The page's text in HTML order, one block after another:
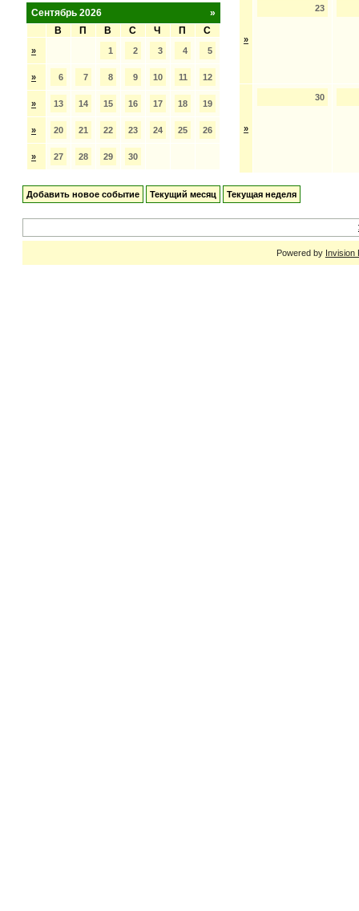
»
Сентябрь 2026
В
П В С Ч П С
» 1 2 3 4 5
» 6 7 8 9 10 11 12
» 13 14 15 16 17 18 19
» 20 21 22 23 24 25 26
» 27 28 29 30
»
23
»
30
Добавить новое событие Текущий месяц Текущая неделя
Powered by Invision